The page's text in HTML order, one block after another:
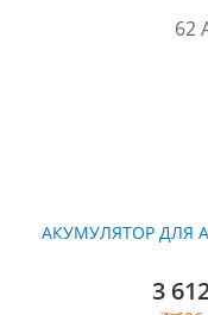
АКУМУЛЯТОР ДЛЯ
3